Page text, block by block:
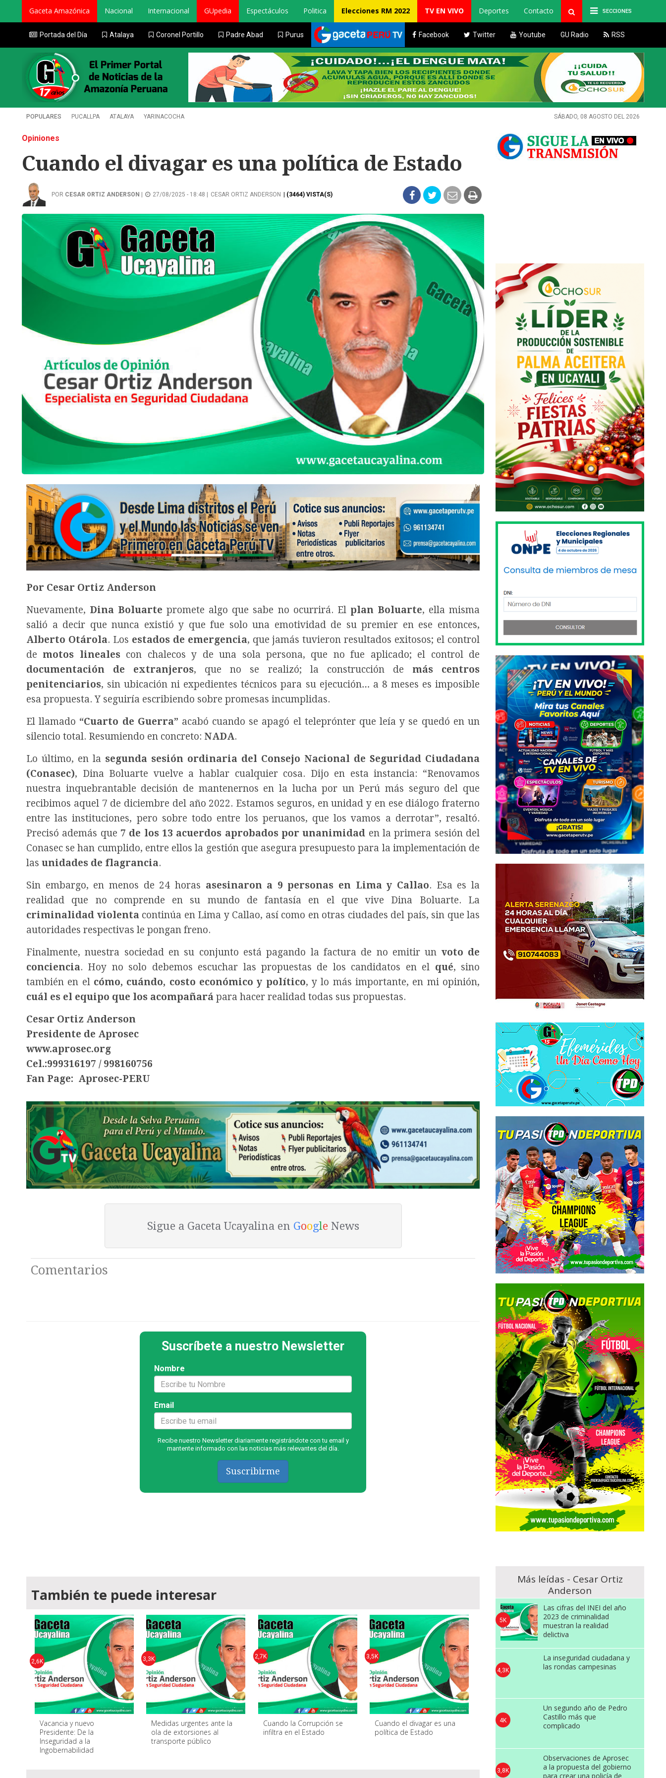
SECCIONES
Gaceta Amazónica Nacional Internacional GUpedia Espectáculos Politica Elecciones RM 2022 TV EN VIVO Deportes Contacto
Portada del Día Atalaya Coronel Portillo Padre Abad Purus Facebook Twitter Youtube GU Radio RSS
POPULARES PUCALLPA ATALAYA YARINACOCHA SÁBADO, 08 AGOSTO DEL 2026
Opiniones
Cuando el divagar es una política de Estado
POR CESAR ORTIZ ANDERSON 27/08/2025 - 18:48 | CESAR ORTIZ ANDERSON | (3464) VISTA(S)
Por Cesar Ortiz Anderson
Nuevamente, Dina Boluarte promete algo que sabe no ocurrirá. El plan Boluarte, ella misma
salió a decir que nunca existió y que fue solo una emotividad de su premier en ese entonces,
Alberto Otárola. Los estados de emergencia, que jamás tuvieron resultados exitosos; el control
de motos lineales con chalecos y de una sola persona, que no fue aplicado; el control de
documentación de extranjeros, que no se realizó; la construcción de más centros
penitenciarios, sin ubicación ni expedientes técnicos para su ejecución… a 8 meses es imposible
esa propuesta. Y seguiría escribiendo sobre promesas incumplidas.
El llamado “Cuarto de Guerra” acabó cuando se apagó el teleprónter que leía y se quedó en un
silencio total. Resumiendo en concreto: NADA.
Lo último, en la segunda sesión ordinaria del Consejo Nacional de Seguridad Ciudadana
(Conasec), Dina Boluarte vuelve a hablar cualquier cosa. Dijo en esta instancia: “Renovamos
nuestra inquebrantable decisión de mantenernos en la lucha por un Perú más seguro del que
recibimos aquel 7 de diciembre del año 2022. Estamos seguros, en unidad y en ese diálogo fraterno
entre las instituciones, pero sobre todo entre los peruanos, que los vamos a derrotar”, resaltó.
Precisó además que 7 de los 13 acuerdos aprobados por unanimidad en la primera sesión del
Conasec se han cumplido, entre ellos la gestión que asegura presupuesto para la implementación de
las unidades de flagrancia.
Sin embargo, en menos de 24 horas asesinaron a 9 personas en Lima y Callao. Esa es la
realidad que no comprende en su mundo de fantasía en el que vive Dina Boluarte. La
criminalidad violentacontinúa en Lima y Callao, así como en otras ciudades del país, sin que las
autoridades respectivas le pongan freno.
Finalmente, nuestra sociedad en su conjunto está pagando la factura de no emitir un voto de
conciencia. Hoy no solo debemos escuchar las propuestas de los candidatos en el qué, sino
también en el cómo, cuándo, costo económico y político, y lo más importante, en mi opinión,
cuál es el equipo que los acompañará para hacer realidad todas sus propuestas.
Cesar Ortiz Anderson
Presidente de Aprosec
www.aprosec.org
Cel.:999316197 / 998160756
Fan Page: Aprosec-PERU
Sigue a Gaceta Ucayalina en GoogleNews
Comentarios
Suscríbete a nuestro Newsletter
Nombre
Email
Recibe nuestro Newsletter diariamente registrándote con tu email y
mantente informado con las noticias más relevantes del día.
Suscribirme
También te puede interesar
Vacancia y nuevo
Presidente: De la
Inseguridad a la
Ingobernabilidad
2,6K
Medidas urgentes ante la
ola de extorsiones al
transporte público
3,3K
Cuando la Corrupción se
infiltra en el Estado
2,7K
Cuando el divagar es una
política de Estado
3,5K
Más leídas - Cesar Ortiz
Anderson
Las cifras del INEI del año
2023 de criminalidad
muestran la realidad
delictiva
5K
La inseguridad ciudadana y
las rondas campesinas
4,3K
Un segundo año de Pedro
Castillo más que
complicado
4K
Observaciones de Aprosec
a la propuesta del gobierno
para crear una policía de
3,8K